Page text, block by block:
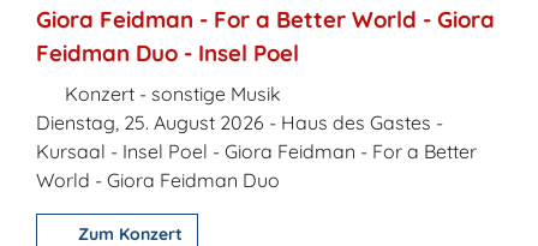
Giora Feidman - For a Better World - Giora
Feidman Duo - Insel Poel
Konzert - sonstige Musik
Dienstag, 25. August 2026 - Haus des Gastes -
Kursaal - Insel Poel - Giora Feidman - For a Better
World - Giora Feidman Duo
Zum Konzert